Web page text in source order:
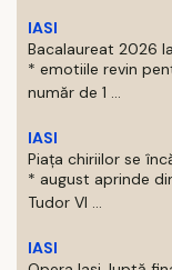
IASI
Bacalaureat 2026
* emotiile revin
număr de 1 ...
IASI
Piața chiriilor se
* august aprinde
Tudor Vl ...
IASI